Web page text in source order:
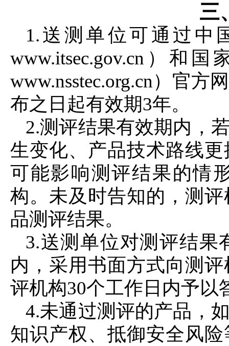
三
1.送测单位可通过中
www.itsec.gov.cn）和
www.nsstec.org.cn）官方
布之日起有效期3年。
2.测评结果有效期内，
生变化、产品技术路线
可能影响测评结果的情
构。未及时告知的，测
品测评结果。
3.送测单位对测评结果
内，采用书面方式向测
评机构30个工作日内予以
4.未通过测评的产品，
知识产权、抵御安全风